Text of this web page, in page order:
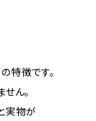
特徴です。
ん。
実物が